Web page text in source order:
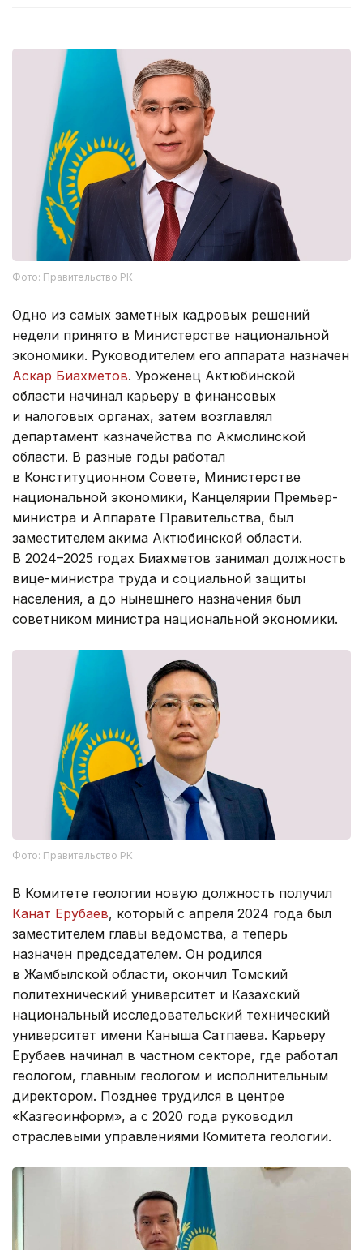
Фото: Правительство РК
Одно из самых заметных кадровых решений
недели принято в Министерстве национальной
экономики. Руководителем его аппарата назначен
Аскар Биахметов. Уроженец Актюбинской
области начинал карьеру в финансовых
и налоговых органах, затем возглавлял
департамент казначейства по Акмолинской
области. В разные годы работал
в Конституционном Совете, Министерстве
национальной экономики, Канцелярии Премьер-
министра и Аппарате Правительства, был
заместителем акима Актюбинской области.
В 2024–2025 годах Биахметов занимал должность
вице-министра труда и социальной защиты
населения, а до нынешнего назначения был
советником министра национальной экономики.
Фото: Правительство РК
В Комитете геологии новую должность получил
Канат Ерубаев, который с апреля 2024 года был
заместителем главы ведомства, а теперь
назначен председателем. Он родился
в Жамбылской области, окончил Томский
политехнический университет и Казахский
национальный исследовательский технический
университет имени Каныша Сатпаева. Карьеру
Ерубаев начинал в частном секторе, где работал
геологом, главным геологом и исполнительным
директором. Позднее трудился в центре
«Казгеоинформ», а с 2020 года руководил
отраслевыми управлениями Комитета геологии.